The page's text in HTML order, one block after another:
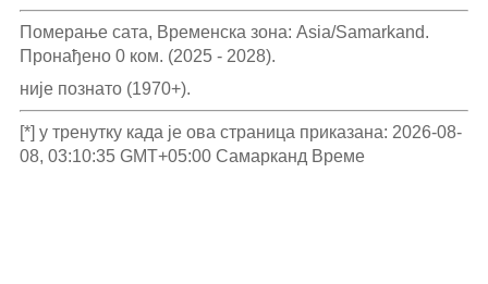
Померање сата, Временска зона: Asia/Samarkand.
Пронађено 0 ком. (2025 - 2028).
није познато (1970+).
[*] у тренутку када је ова страница приказана: 2026-08-
08, 03:10:35 GMT+05:00 Самарканд Време